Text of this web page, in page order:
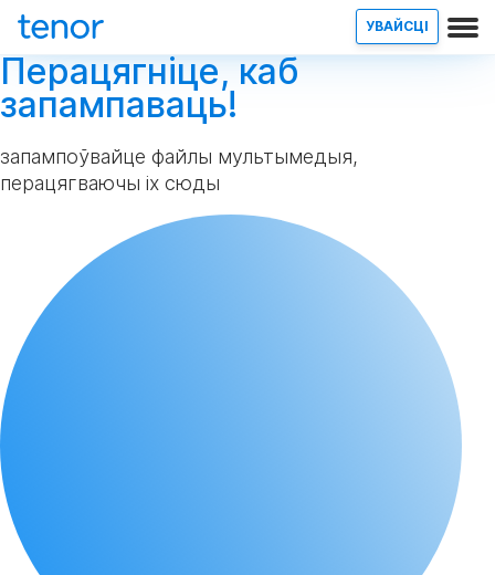
УВАЙСЦІ
Перацягніце, каб
запампаваць!
запампоўвайце файлы мультымедыя,
перацягваючы іх сюды